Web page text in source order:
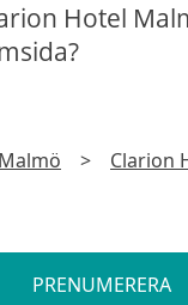
Hotel
Malmö > Clarion
PRENUMERERA